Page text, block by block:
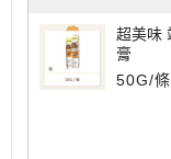
超美味 竣寶 雙效起司+麥牙 複方營養化毛
膏
50G/條